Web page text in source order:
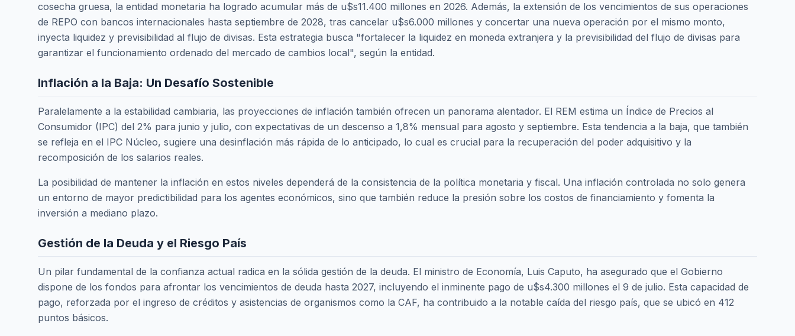
cosecha gruesa, la entidad monetaria ha logrado acumular más de u$s11.400 millones en 2026. Además, la extensión de los vencimientos de sus operaciones
de REPO con bancos internacionales hasta septiembre de 2028, tras cancelar u$s6.000 millones y concertar una nueva operación por el mismo monto,
inyecta liquidez y previsibilidad al flujo de divisas. Esta estrategia busca "fortalecer la liquidez en moneda extranjera y la previsibilidad del flujo de divisas para
garantizar el funcionamiento ordenado del mercado de cambios local", según la entidad.
Inflación a la Baja: Un Desafío Sostenible
Paralelamente a la estabilidad cambiaria, las proyecciones de inflación también ofrecen un panorama alentador. El REM estima un Índice de Precios al
Consumidor (IPC) del 2% para junio y julio, con expectativas de un descenso a 1,8% mensual para agosto y septiembre. Esta tendencia a la baja, que también
se refleja en el IPC Núcleo, sugiere una desinflación más rápida de lo anticipado, lo cual es crucial para la recuperación del poder adquisitivo y la
recomposición de los salarios reales.
La posibilidad de mantener la inflación en estos niveles dependerá de la consistencia de la política monetaria y fiscal. Una inflación controlada no solo genera
un entorno de mayor predictibilidad para los agentes económicos, sino que también reduce la presión sobre los costos de financiamiento y fomenta la
inversión a mediano plazo.
Gestión de la Deuda y el Riesgo País
Un pilar fundamental de la confianza actual radica en la sólida gestión de la deuda. El ministro de Economía, Luis Caputo, ha asegurado que el Gobierno
dispone de los fondos para afrontar los vencimientos de deuda hasta 2027, incluyendo el inminente pago de u$s4.300 millones el 9 de julio. Esta capacidad de
pago, reforzada por el ingreso de créditos y asistencias de organismos como la CAF, ha contribuido a la notable caída del riesgo país, que se ubicó en 412
puntos básicos.